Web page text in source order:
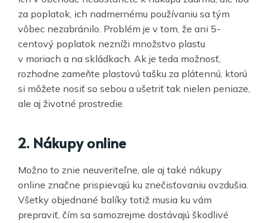
za poplatok, ich nadmernému používaniu sa tým
vôbec nezabránilo. Problém je v tom, že ani 5-
centový poplatok nezníži množstvo plastu
v moriach a na skládkach. Ak je teda možnosť,
rozhodne zameňte plastovú tašku za plátennú, ktorú
si môžete nosiť so sebou a ušetriť tak nielen peniaze,
ale aj životné prostredie.
2. Nákupy online
Možno to znie neuveriteľne, ale aj také nákupy
online značne prispievajú ku znečisťovaniu ovzdušia.
Všetky objednané balíky totiž musia ku vám
prepraviť, čím sa samozrejme dostávajú škodlivé